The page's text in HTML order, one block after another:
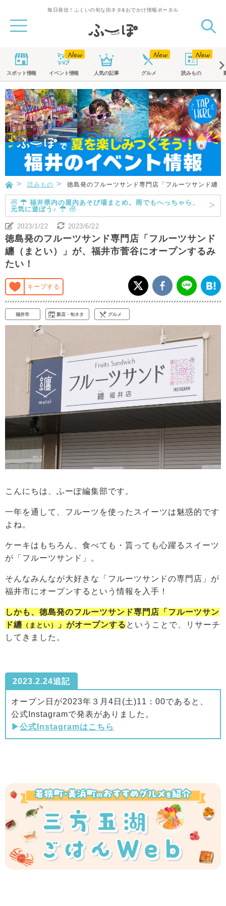
毎日発信！ふくいの旬な街ネタ&おでかけ情報ポータル
スポット情報 イベント情報 人気の記事 グルメ 読みもの
読みもの 徳島発のフルーツサンド専門店「フルーツサンド纏
☃ ☂ 福井県内の屋内あそび場まとめ。雨でもへっちゃら、
元気に遊ぼう♪ ☂ ☃
2023/1/22 2023/6/22
徳島発のフルーツサンド専門店「フルーツサンド
纏（まとい）」が、福井市菅谷にオープンするみ
たい！
キープする
福井市 新店・旬ネタ グルメ
こんにちは、ふーぽ編集部です。
一年を通して、フルーツを使ったスイーツは魅惑的です
よね。
ケーキはもちろん、食べても・貰っても心躍るスイーツ
が「フルーツサンド」。
そんなみんなが大好きな「フルーツサンドの専門店」が
福井市にオープンするという情報を入手！
しかも、 徳島発のフルーツサンド専門店「フルーツサン
ド纏 （まとい） 」がオープンする ということで、リサーチ
してきました。
2023.2.24追記
オープン日が2023年３月4日(土)11：00であると、
公式Instagramで発表がありました。
▶公式Instagramはこちら